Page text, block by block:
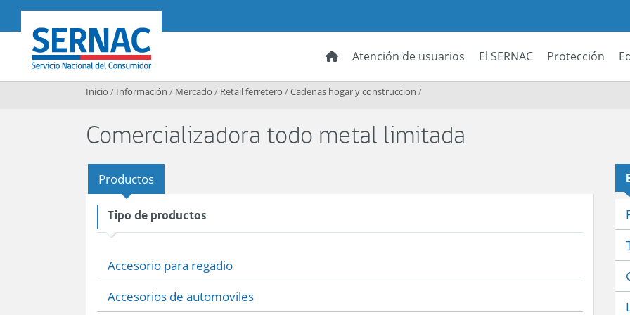
SERNAC
Atención de usuarios El SERNAC Protección
Inicio / Información / Mercado / Retail ferretero /Cadenas hogar y construccion /
Comercializadora todo metal limitada
Productos
Tipo de productos
Accesorio para regadio
Accesorios de automoviles